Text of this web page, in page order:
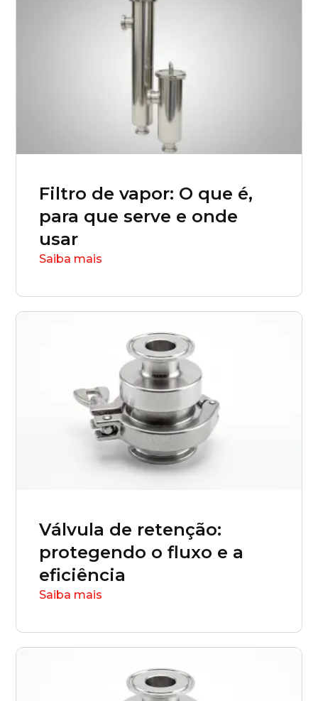
Rondônia (RO)
Santa Catarina (SC)
Sergipe (SE)
Tocantins (TO)
Brasilia (DF)
Filtro de vapor: O que é,
para que serve e onde
usar
Saiba mais
Válvula de retenção:
protegendo o fluxo e a
eficiência
Saiba mais